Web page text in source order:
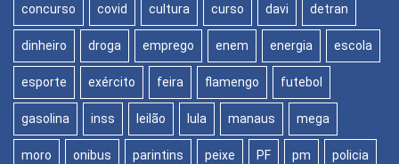
concurso covid cultura curso davi detran
dinheiro droga emprego enem energia escola
esporte exército feira flamengo futebol
gasolina inss leilão lula manaus mega
moro onibus parintins peixe PF pm policia